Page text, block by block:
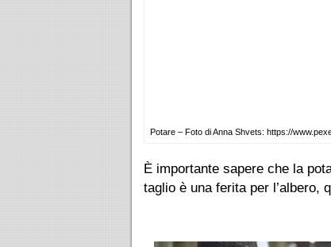
Potare – Foto di Anna Shvets: https://
È importante sapere che la
taglio è una ferita per l’albero,